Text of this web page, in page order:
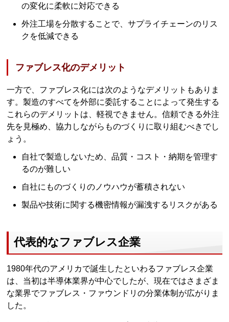
の変化に柔軟に対応できる
外注工場を分散することで、サプライチェーンのリス
クを低減できる
ファブレス化のデメリット
一方で、ファブレス化には次のようなデメリットもありま
す。製造のすべてを外部に委託することによって発生する
これらのデメリットは、軽視できません。信頼できる外注
先を見極め、協力しながらものづくりに取り組むべきでし
ょう。
自社で製造しないため、品質・コスト・納期を管理す
るのが難しい
自社にものづくりのノウハウが蓄積されない
製品や技術に関する機密情報が漏洩するリスクがある
代表的なファブレス企業
1980年代のアメリカで誕生したといわるファブレス企業
は、当初は半導体業界が中心でしたが、現在ではさまざま
な業界でファブレス・ファウンドリの分業体制が広がりま
した。